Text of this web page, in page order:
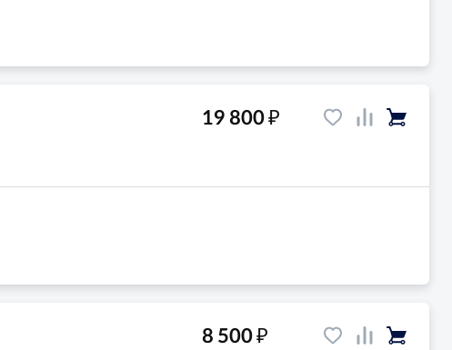
19 800₽
8 500₽